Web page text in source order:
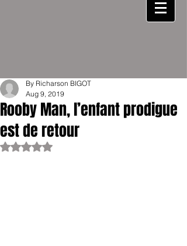
Rooby Man, l’enfant prodigue
est de retour
By Richarson BIGOT
Aug 9, 2019
Rated NaN out of 5 stars.